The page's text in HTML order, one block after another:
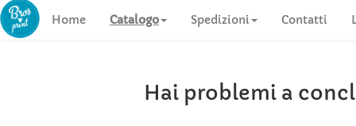
Home Catalogo Spedizioni Contatti
Hai problemi a